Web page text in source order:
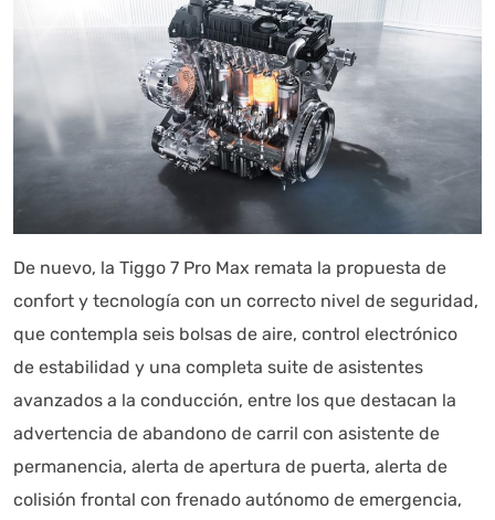
De nuevo, la Tiggo 7 Pro Max remata la propuesta de
confort y tecnología con un correcto nivel de seguridad,
que contempla seis bolsas de aire, control electrónico
de estabilidad y una completa suite de asistentes
avanzados a la conducción, entre los que destacan la
advertencia de abandono de carril con asistente de
permanencia, alerta de apertura de puerta, alerta de
colisión frontal con frenado autónomo de emergencia,